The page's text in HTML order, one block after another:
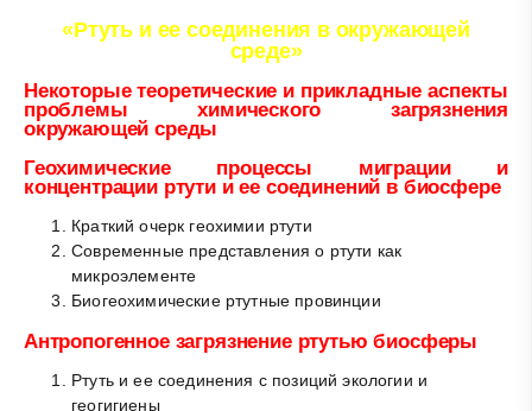
«Ртуть и ее соединения в окружающей
среде»
Некоторые теоретические и прикладные аспекты
проблемы химического загрязнения
окружающей среды
Геохимические процессы миграции и
концентрации ртути и ее соединений в биосфере
Краткий очерк геохимии ртути
Современные представления о ртути как
микроэлементе
Биогеохимические ртутные провинции
Антропогенное загрязнение ртутью биосферы
Ртуть и ее соединения с позиций экологии и
геогигиены